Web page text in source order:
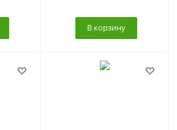
В корзину